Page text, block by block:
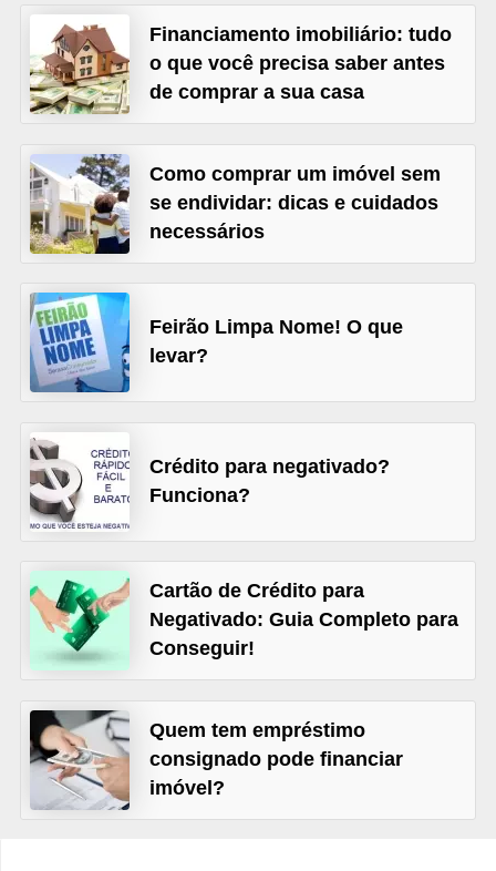
Financiamento imobiliário: tudo
o que você precisa saber antes
de comprar a sua casa
Como comprar um imóvel sem
se endividar: dicas e cuidados
necessários
Feirão Limpa Nome! O que
levar?
Crédito para negativado?
Funciona?
Cartão de Crédito para
Negativado: Guia Completo para
Conseguir!
Quem tem empréstimo
consignado pode financiar
imóvel?
õ
e
s
f
i
n
a
n
e
i
r
s
C
â
b
i
o
C
a
r
t